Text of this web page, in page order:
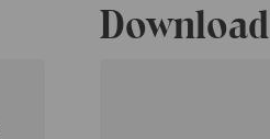
Download